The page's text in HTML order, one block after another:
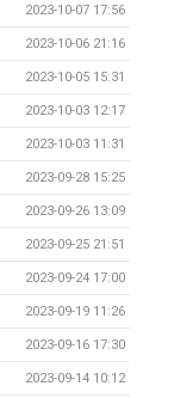
2023-10-07 17:56
2023-10-06 21:16
2023-10-05 15:31
2023-10-03 12:17
2023-10-03 11:31
2023-09-28 15:25
2023-09-26 13:09
2023-09-25 21:51
2023-09-24 17:00
2023-09-19 11:26
2023-09-16 17:30
2023-09-14 10:12